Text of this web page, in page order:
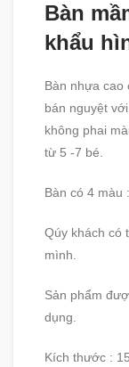
Bàn
khẩu
Bàn nhựa cao
bán nguyệt
không phai
từ 5 -7 bé.
Bàn có 4 màu
Qúy khách có
mình.
Sản phẩm
dụng.
Kích thước :